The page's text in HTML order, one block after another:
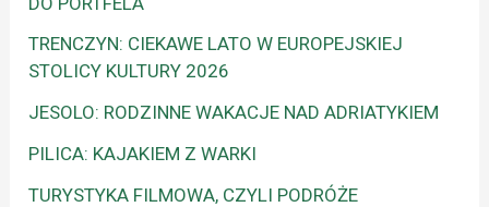
TRENCZYN: CIEKAWE LATO W EUROPEJSKIEJ
STOLICY KULTURY 2026
JESOLO: RODZINNE WAKACJE NAD ADRIATYKIEM
PILICA: KAJAKIEM Z WARKI
TURYSTYKA FILMOWA, CZYLI PODRÓŻE